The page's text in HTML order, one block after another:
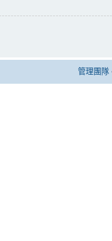
管理團隊